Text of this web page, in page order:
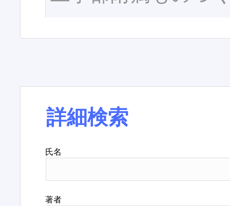
詳細検索
氏名
著者